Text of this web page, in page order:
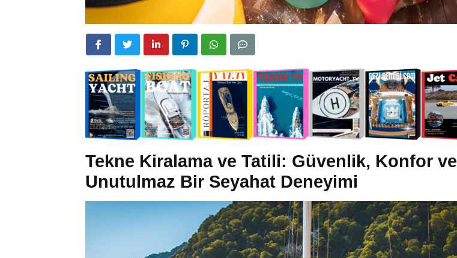
Tekne Kiralama ve Tatili: Güvenlik, Konfor ve
Unutulmaz Bir Seyahat Deneyimi